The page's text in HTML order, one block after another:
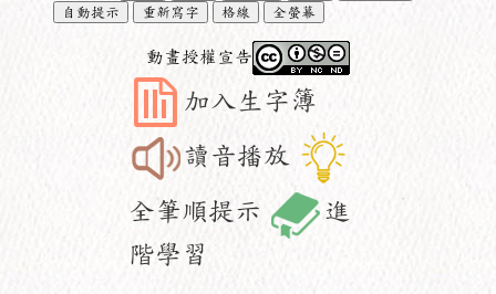
自動提示
重新寫字 格線 全螢幕
動畫授權宣告
加入生字簿
讀音播放
全筆順提示
進
階學習